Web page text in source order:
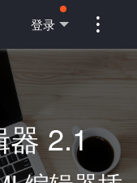
登录 
器 2.1